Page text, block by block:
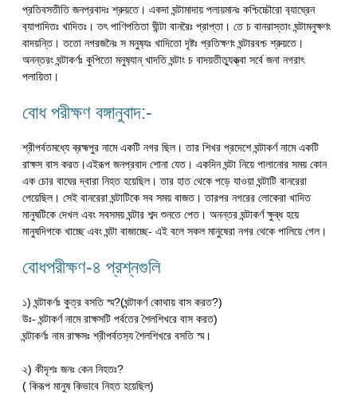
প্রতিবসতীতি জনপ্রবাদঃ শ্রুয়তে। একদা ঘন্টামাদায় পলায়মানঃ কশ্চিচ্চৌরো ব‍্যাঘ্রেন
ব‍্যাপাদিতঃ খাদিতঃ। তৎ পাণিপতিতা ঘীন্টা বানরৈঃ প্রাপ্তা। তে চ বানরাস্তাং ঘন্টামনুক্ষণং
বাদয়ন্তি। ততো নগরজনৈঃ স মনুষ‍্যঃ খাদিতো দৃষ্টঃ প্রতিক্ষণং ঘন্টারবশ্চ শ্রুয়তে।
অনন্তরং ঘন্টাকর্ণঃ কুপিতো মনুষ‍্যান্ খাদতি ঘন্টাং চ বাদয়তীত‍্যুক্ত্বা সর্বে জনা নগরাৎ
পলায়িতা।
বোধ পরীক্ষণ বঙ্গানুবাদ:-
শ্রীপর্বতমধ্যে ব্রহ্মপুর নামে একটি নগর ছিল। তার শিখর প্রদেশে ঘন্টাকর্ণ নামে একটি
রাক্ষস বাস করত।এইরূপ জনপ্রবাদ শোনা যেত। একদিন ঘন্টা নিয়ে পালানোর সময় কোন
এক চোর বাঘের দ্বারা নিহত হয়েছিল। তার হাত থেকে পড়ে যাওয়া ঘন্টাটি বানরেরা
পেয়েছিল। সেই বানরেরা ঘন্টাটিকে সব সময় বাজত। তারপর নগরের লোকেরা খাদিত
মানুষটিকে দেখল এবং সবসময় ঘন্টার শব্দ শুনতে পেত। অনন্তর ঘন্টাকর্ণ ক্ষুব্ধ হয়ে
মানুষদিগকে খাচ্ছে এবং ঘন্টা বাজাচ্ছে- এই বলে সকল মানুষেরা নগর থেকে পালিয়ে গেল।
বোধপরীক্ষণ-৪ প্রশ্নগুলি
১) ঘন্টাকর্ণঃ কুত্র বসতি স্ম?(ঘন্টাকর্ণ কোথায় বাস করত?)
উঃ- ঘন্টাকর্ণ নামে রাক্ষসটি পর্বতের শৈলশিখরে বাস করত)
ঘন্টাকর্ণঃ নাম রাক্ষসঃ শ্রীপর্বতস‍্য শৈলশিখরে বসতি স্ম।
২) কীদৃশঃ জনঃ কেন নিহতঃ?
( কিরূপ মানুষ কিভাবে নিহত হয়েছিল)